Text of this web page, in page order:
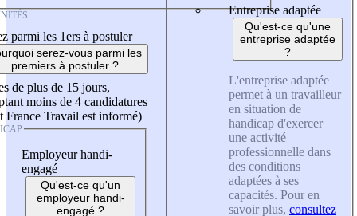
parmi les 1ers à postuler
serez-vous parmi les
premiers à postuler ?
de plus de 15 jours,
moins de 4 candidatures
France Travail est informé)
Employeur handi-
engagé
Qu'est-ce qu'un
employeur handi-
engagé ?
Entreprise adaptée
Qu'est-ce qu'une
entreprise adaptée
?
L'entreprise adaptée
permet à un travailleur
en situation de
handicap d'exercer
une activité
professionnelle dans
des conditions
adaptées à ses
capacités. Pour en
savoir plus, consultez